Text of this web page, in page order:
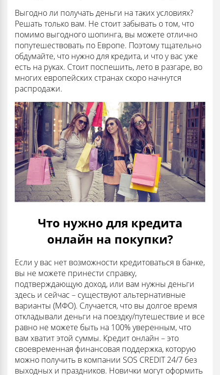
Выгодно ли получать деньги на таких условиях?
Решать только вам. Не стоит забывать о том, что
помимо выгодного шопинга, вы можете отлично
попутешествовать по Европе. Поэтому тщательно
обдумайте, что нужно для кредита, и что у вас уже
есть на руках. Стоит поспешить, лето в разгаре, во
многих европейских странах скоро начнутся
распродажи.
Что нужно для кредита
онлайн на покупки?
Если у вас нет возможности кредитоваться в банке,
вы не можете принести справку,
подтверждающую доход, или вам нужны деньги
здесь и сейчас – существуют альтернативные
варианты (МФО). Случается, что вы долгое время
откладывали деньги на поездку/путешествие и все
равно не можете быть на 100% уверенным, что
вам хватит этой суммы. Кредит онлайн – это
своевременная финансовая поддержка, которую
можно получить в компании SOS CREDIT 24/7 без
выходных и праздников. Новички могут оформить